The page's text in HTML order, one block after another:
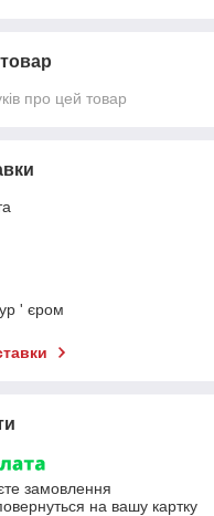
про цей товар
' єром
замовлення
на вашу картку